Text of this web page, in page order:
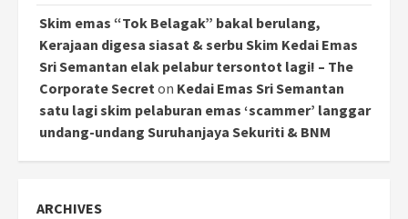
Skim emas “Tok Belagak” bakal berulang,
Kerajaan digesa siasat & serbu Skim Kedai Emas
Sri Semantan elak pelabur tersontot lagi! – The
Corporate Secret on Kedai Emas Sri Semantan
satu lagi skim pelaburan emas ‘scammer’ langgar
undang-undang Suruhanjaya Sekuriti & BNM
ARCHIVES